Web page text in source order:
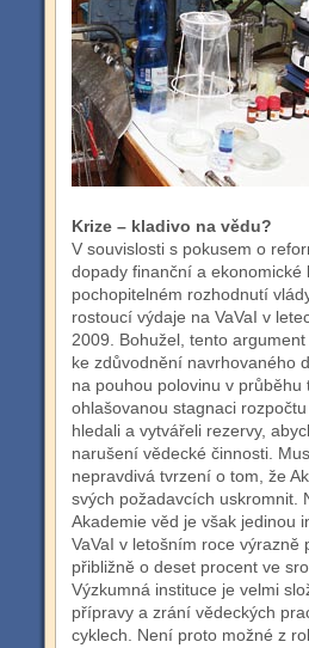
Krize – kladivo na vědu?
V souvislosti s pokusem o
dopady finanční a
pochopitelném rozhodnutí
rostoucí výdaje na VaVaI v
2009. Bohužel, tento
ke zdůvodnění navrhovaného
na pouhou polovinu v
ohlašovanou stagnaci
hledali a vytvářeli rezervy,
narušení vědecké činnosti.
nepravdivá tvrzení o tom, že
svých požadavcích uskromnit.
Akademie věd je však jedinou
VaVaI v letošním roce
přibližně o deset procent ve
Výzkumná instituce je velmi
přípravy a zrání vědeckých
cyklech. Není proto možné z